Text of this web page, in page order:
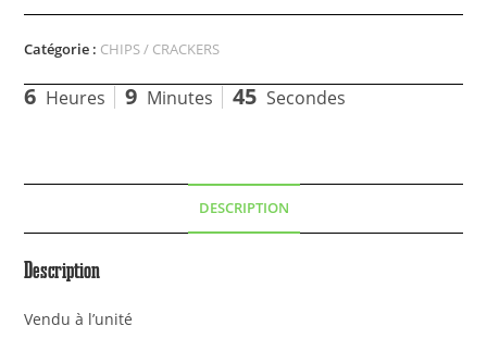
Catégorie : CHIPS / CRACKERS
6 Heures 9 Minutes 45 Secondes
DESCRIPTION
Description
Vendu à l’unité